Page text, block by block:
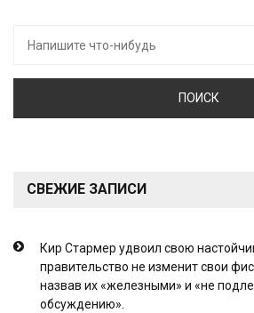
СВЕЖИЕ ЗАПИСИ
Кир Стармер удвоил свою
правительство не изменит свои
назвав их «железными» и «не
обсуждению».